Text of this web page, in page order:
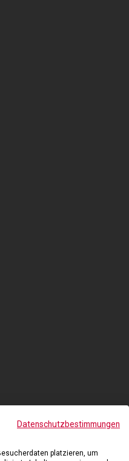
ANMELDEN
und verstanden und stimme
gemäß den Angaben in der
Datenschutzbestimmungen
platzieren, um